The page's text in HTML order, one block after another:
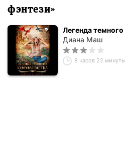
фэнтези»
Легенда
Диана Маш
8 часов 22 минуты